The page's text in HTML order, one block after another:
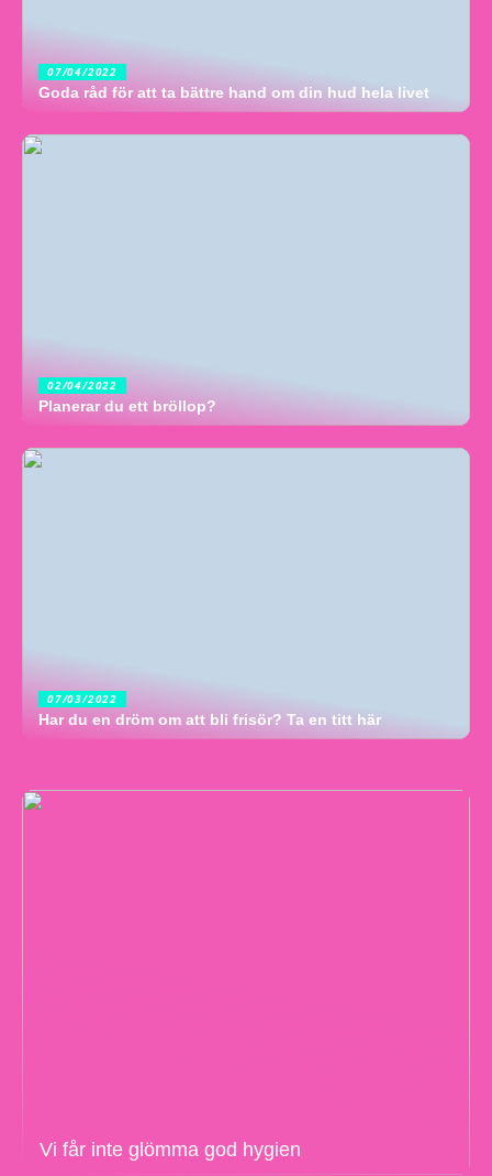
07/04/2022
Goda råd för att ta bättre hand om din hud hela livet
02/04/2022
Planerar du ett bröllop?
07/03/2022
Har du en dröm om att bli frisör? Ta en titt här
Vi får inte glömma god hygien